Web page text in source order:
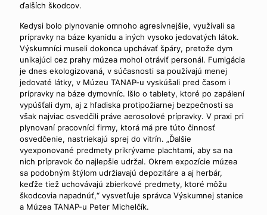
ďalších škodcov.
Kedysi bolo plynovanie omnoho agresívnejšie, využívali sa
prípravky na báze kyanidu a iných vysoko jedovatých látok.
Výskumníci museli dokonca upchávať špáry, pretože dym
unikajúci cez prahy múzea mohol otráviť personál. Fumigácia
je dnes ekologizovaná, v súčasnosti sa používajú menej
jedovaté látky, v Múzeu TANAP-u vyskúšali pred časom i
prípravky na báze dymovníc. Išlo o tablety, ktoré po zapálení
vypúšťali dym, aj z hľadiska protipožiarnej bezpečnosti sa
však najviac osvedčili práve aerosolové prípravky. V praxi pri
plynovaní pracovníci firmy, ktorá má pre túto činnosť
osvedčenie, nastriekajú sprej do vitrín. „Ďalšie
vyexponované predmety prikrývame plachtami, aby sa na
nich prípravok čo najlepšie udržal. Okrem expozície múzea
sa podobným štýlom udržiavajú depozitáre a aj herbár,
keďže tiež uchovávajú zbierkové predmety, ktoré môžu
škodcovia napadnúť,“ vysvetľuje správca Výskumnej stanice
a Múzea TANAP-u Peter Michelčík.